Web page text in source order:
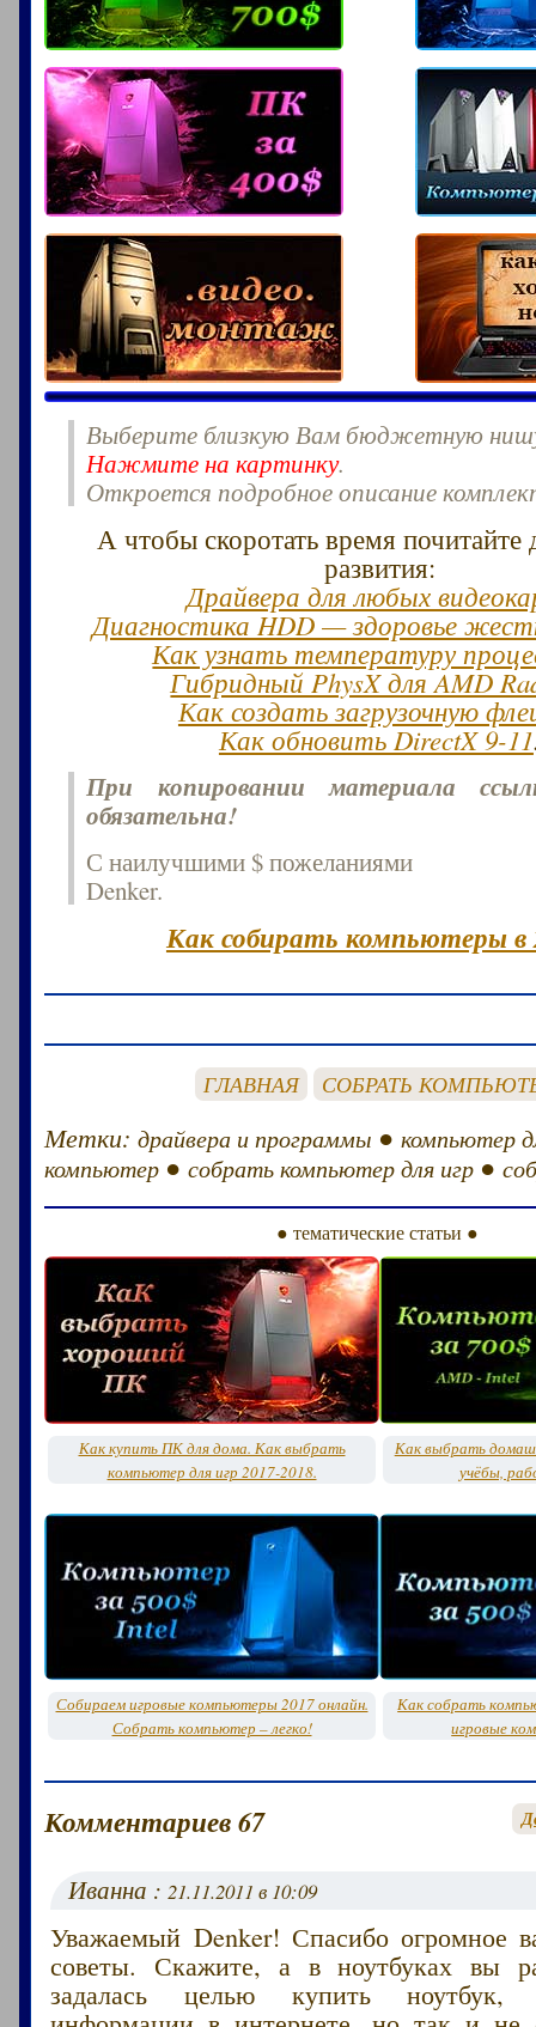
Выберите близкую Вам бюджетную
Нажмите на картинку.
Откроется подробное описание
А чтобы скоротать время почитайте
развития:
Драйвера для любых
Диагностика HDD — здоровье
Как узнать температуру
Гибридный PhysX для AMD
Как создать загрузочную
Как обновить DirectX 9-11
При копировании материала
обязательна!
С наилучшими $ пожеланиями
Denker.
Как собирать компьютеры в
ГЛАВНАЯ СОБРАТЬ
Метки:драйвера и программы ●компьютер
компьютер ●собрать компьютер для игр ●
● тематические статьи ●
Как купить ПК для дома. Как выбрать
компьютер для игр 2017-2018.
Как выбрать
учёбы,
Собираем игровые компьютеры 2017 онлайн.
Собрать компьютер – легко!
Как собрать
игровые
Комментариев 67
Иванна :21.11.2011 в 10:09
Уважаемый Denker! Спасибо огромное
советы. Скажите, а в ноутбуках вы
задалась целью купить